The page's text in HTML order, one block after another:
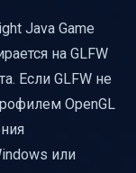
Java Game
на GLFW
Если GLFW не
OpenGL
или